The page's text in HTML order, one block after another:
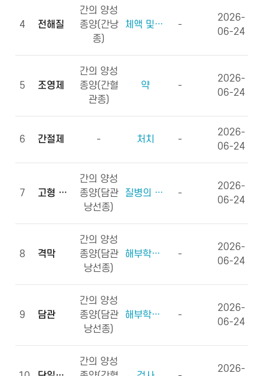
4 전해질
간의 양성
종양(간낭
종)
체액 및 전해질, 영양소 -
2026-
06-24
5 조영제
간의 양성
종양(간혈
관종)
약 -
2026-
06-24
6 간절제 - 처치 -
2026-
06-24
7 고형 종괴
간의 양성
종양(담관
낭선종)
질병의 형태학 -
2026-
06-24
8 격막
간의 양성
종양(담관
낭선종)
해부학적부위 (신체구조) -
2026-
06-24
9 담관
간의 양성
종양(담관
낭선종)
해부학적부위 (신체구조) -
2026-
06-24
간의 양성
2026-